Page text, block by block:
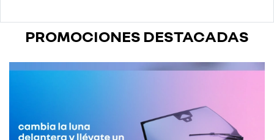
PROMOCIONES DESTACADAS